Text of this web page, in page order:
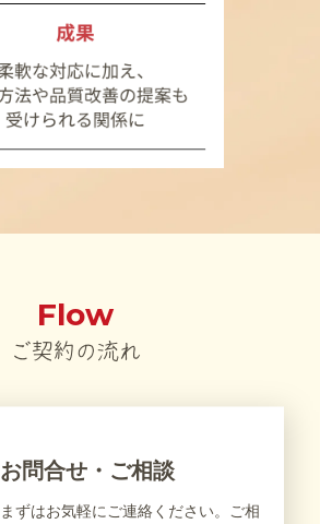
Flow
ご契約の流れ
お問合せ・ご相談
まずはお気軽にご連絡ください。ご相